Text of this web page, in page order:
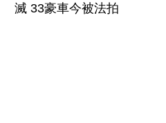
滅 33豪車今被法拍